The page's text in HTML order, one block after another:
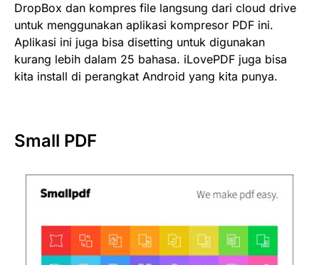
DropBox dan kompres file langsung dari cloud drive
untuk menggunakan aplikasi kompresor PDF ini.
Aplikasi ini juga bisa disetting untuk digunakan
kurang lebih dalam 25 bahasa. iLovePDF juga bisa
kita install di perangkat Android yang kita punya.
Small PDF